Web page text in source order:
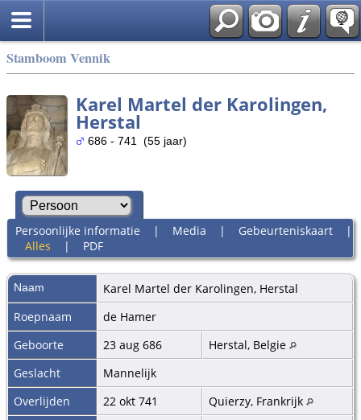
Stamboom Vennik
Karel Martel der Karolingen,
Herstal
686 - 741 (55 jaar)
Persoonlijke informatie | Media | Gebeurteniskaart|
Alles | PDF
Naam Karel Martel der Karolingen, Herstal
Roepnaam
de Hamer
Geboorte
23 aug 686
Herstal, Belgie
Geslacht
Mannelijk
Overlijden
22 okt 741
Quierzy, Frankrijk